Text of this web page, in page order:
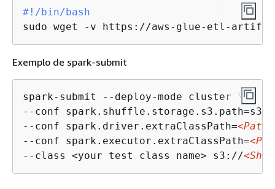
#!/bin/bash
sudo wget -v https://aws-glue-etl-
Exemplo de spark-submit
spark-submit --deploy-mode cluster \
--conf
--conf spark.driver.extraClassPath=
--conf spark.executor.extraClassPath=
--class <your test class name> s3://